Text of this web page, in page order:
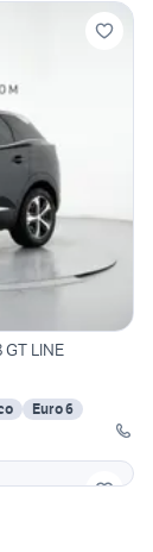
GT LINE
Euro 6